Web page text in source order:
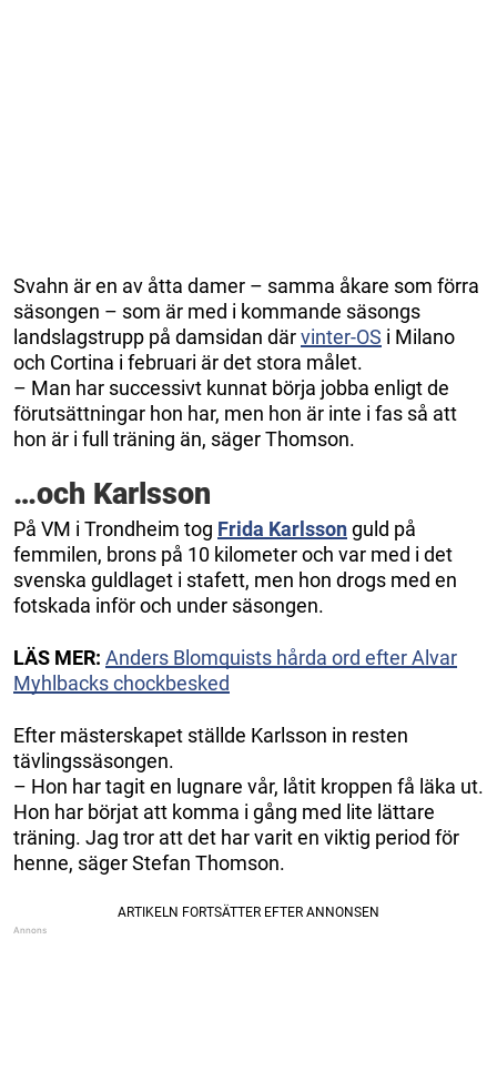
Svahn är en av åtta damer – samma åkare som förra
säsongen – som är med i kommande säsongs
landslagstrupp på damsidan därvinter-OS i Milano
och Cortina i februari är det stora målet.
– Man har successivt kunnat börja jobba enligt de
förutsättningar hon har, men hon är inte i fas så att
hon är i full träning än, säger Thomson.
…och Karlsson
På VM i Trondheim tog Frida Karlssonguld på
femmilen, brons på 10 kilometer och var med i det
svenska guldlaget i stafett, men hon drogs med en
fotskada inför och under säsongen.
LÄS MER: Anders Blomquists hårda ord efter Alvar
Myhlbacks chockbesked
Efter mästerskapet ställde Karlsson in resten
tävlingssäsongen.
– Hon har tagit en lugnare vår, låtit kroppen få läka ut.
Hon har börjat att komma i gång med lite lättare
träning. Jag tror att det har varit en viktig period för
henne, säger Stefan Thomson.